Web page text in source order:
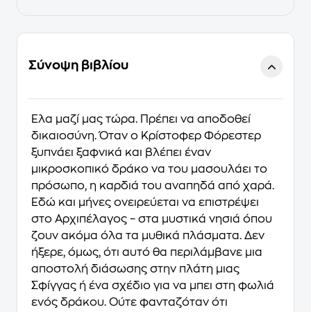
Σύνοψη βιβλίου
Έλα μαζί μας τώρα. Πρέπει να αποδοθεί
δικαιοσύνη. Όταν ο Κρίστοφερ Φόρεστερ
ξυπνάει ξαφνικά και βλέπει έναν
μικροσκοπικό δράκο να του μασουλάει το
πρόσωπο, η καρδιά του αναπηδά από χαρά.
Εδώ και μήνες ονειρεύεται να επιστρέψει
στο Αρχιπέλαγος − στα μυστικά νησιά όπου
ζουν ακόμα όλα τα μυθικά πλάσματα. Δεν
ήξερε, όμως, ότι αυτό θα περιλάμβανε μια
αποστολή διάσωσης στην πλάτη μιας
Σφίγγας ή ένα σχέδιο για να μπει στη φωλιά
ενός δράκου. Ούτε φανταζόταν ότι